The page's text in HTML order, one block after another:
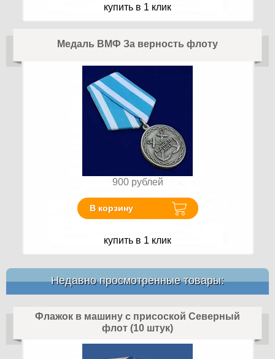
купить в 1 клик
Медаль ВМФ За верность флоту
900 рублей
В корзину
купить в 1 клик
Недавно просмотренные товары:
Флажок в машину с присоской Северный
флот (10 штук)